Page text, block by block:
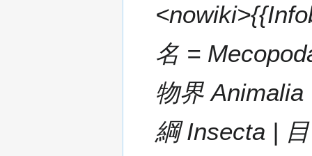
名 =
物界
綱 Insecta |